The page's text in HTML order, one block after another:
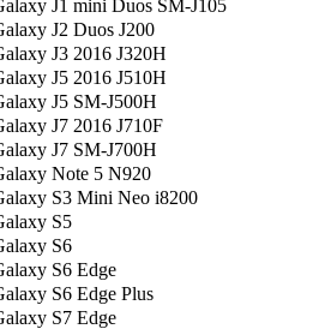
J1 mini Duos SM-J105
J2 Duos J200
J3 2016 J320H
J5 2016 J510H
J5 SM-J500H
J7 2016 J710F
J7 SM-J700H
Note 5 N920
S3 Mini Neo i8200
S5
S6
S6 Edge
S6 Edge Plus
S7 Edge